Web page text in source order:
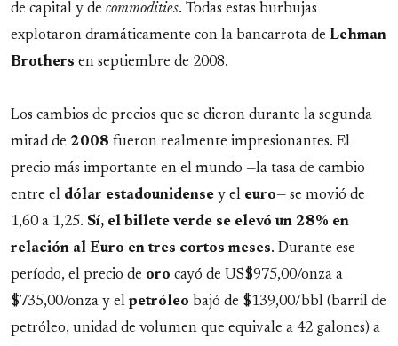
de capital y de commodities. Todas estas burbujas
explotaron dramáticamente con la bancarrota de Lehman
Brothers en septiembre de 2008.
Los cambios de precios que se dieron durante la segunda
mitad de 2008 fueron realmente impresionantes. El
precio más importante en el mundo —la tasa de cambio
entre el dólar estadounidense y el euro­— se movió de
1,60 a 1,25. Sí, el billete verde se elevó un 28% en
relación al Euro en tres cortos meses. Durante ese
período, el precio de oro cayó de US$975,00/onza a
$735,00/onza y el petróleo bajó de $139,00/bbl (barril de
petróleo, unidad de volumen que equivale a 42 galones) a